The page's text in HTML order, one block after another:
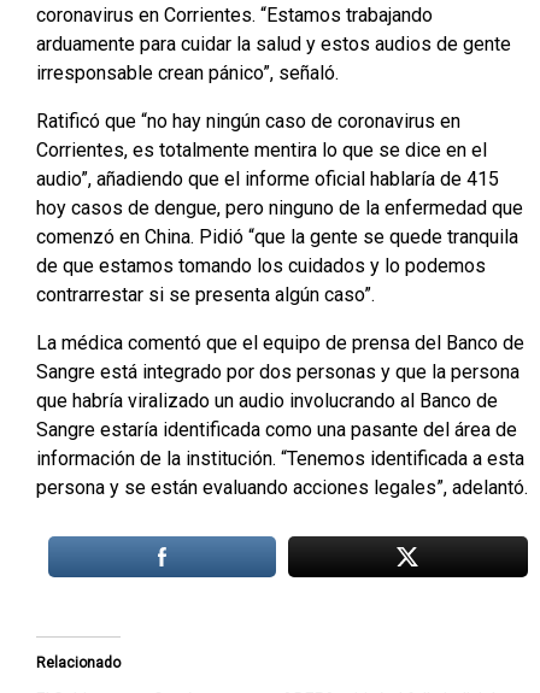
coronavirus en Corrientes. “Estamos trabajando
arduamente para cuidar la salud y estos audios de gente
irresponsable crean pánico”, señaló.
Ratificó que “no hay ningún caso de coronavirus en
Corrientes, es totalmente mentira lo que se dice en el
audio”, añadiendo que el informe oficial hablaría de 415
hoy casos de dengue, pero ninguno de la enfermedad que
comenzó en China. Pidió “que la gente se quede tranquila
de que estamos tomando los cuidados y lo podemos
contrarrestar si se presenta algún caso”.
La médica comentó que el equipo de prensa del Banco de
Sangre está integrado por dos personas y que la persona
que habría viralizado un audio involucrando al Banco de
Sangre estaría identificada como una pasante del área de
información de la institución. “Tenemos identificada a esta
persona y se están evaluando acciones legales”, adelantó.
Relacionado